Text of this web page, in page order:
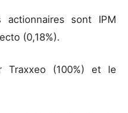
sont IPM
(0,18%).
Traxxeo (100%) et le